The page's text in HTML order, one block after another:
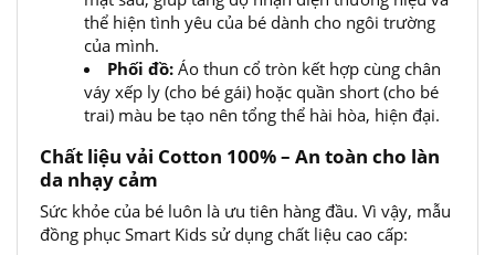
thể hiện tình yêu của bé dành cho ngôi trường
của mình.
Phối đồ: Áo thun cổ tròn kết hợp cùng chân
váy xếp ly (cho bé gái) hoặc quần short (cho bé
trai) màu be tạo nên tổng thể hài hòa, hiện đại.
Chất liệu vải Cotton 100% – An toàn cho làn
da nhạy cảm
Sức khỏe của bé luôn là ưu tiên hàng đầu. Vì vậy, mẫu
đồng phục Smart Kids sử dụng chất liệu cao cấp: